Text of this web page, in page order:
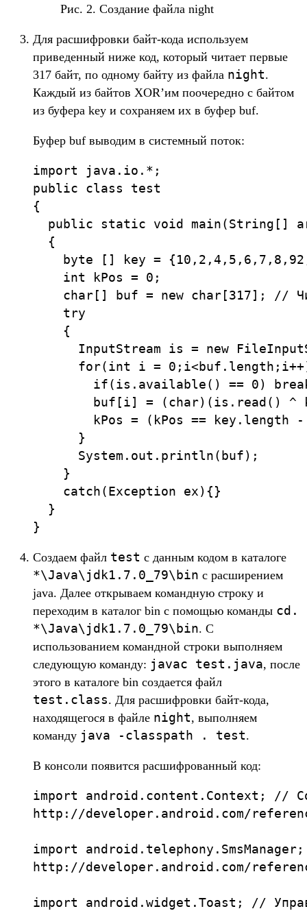
Рис. 2. Создание файла night
Для расшифровки байт-кода используем
приведенный ниже код, который читает первые
317 байт, по одному байту из файла night.
Каждый из байтов XOR’им поочередно с байтом
из буфера key и сохраняем их в буфер buf.
Буфер buf выводим в системный поток:
import java.io.*;
public class test
{
public static void main(String[]
  {
byte [] key =
    int kPos = 0;
char[] buf = new char[317]; //
    try
    {
InputStream is = new
for(int i =
if(is.available() == 0)
buf[i] = (char)(is.read() ^
kPos = (kPos == key.length
      }
      System.out.println(buf);
    }
    catch(Exception ex){}
  }
}
Создаем файл test с данным кодом в каталоге
*\Java\jdk1.7.0_79\bin с расширением
java. Далее открываем командную строку и
переходим в каталог bin с помощью команды cd.
*\Java\jdk1.7.0_79\bin. С
использованием командной строки выполняем
следующую команду: javac test.java, после
этого в каталоге bin создается файл
test.class. Для расшифровки байт-кода,
находящегося в файле night, выполняем
команду java -classpath . test.
В консоли появится расшифрованный код:
import android.content.Context; //
http://developer.android.com/
import android.telephony.SmsManager;
http://developer.android.com/
import android.widget.Toast; //